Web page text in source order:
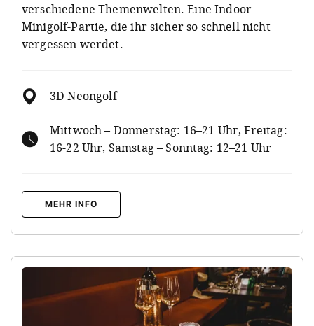
verschiedene Themenwelten. Eine Indoor
Minigolf-Partie, die ihr sicher so schnell nicht
vergessen werdet.
3D Neongolf
Mittwoch – Donnerstag: 16–21 Uhr, Freitag:
16-22 Uhr, Samstag – Sonntag: 12–21 Uhr
MEHR INFO